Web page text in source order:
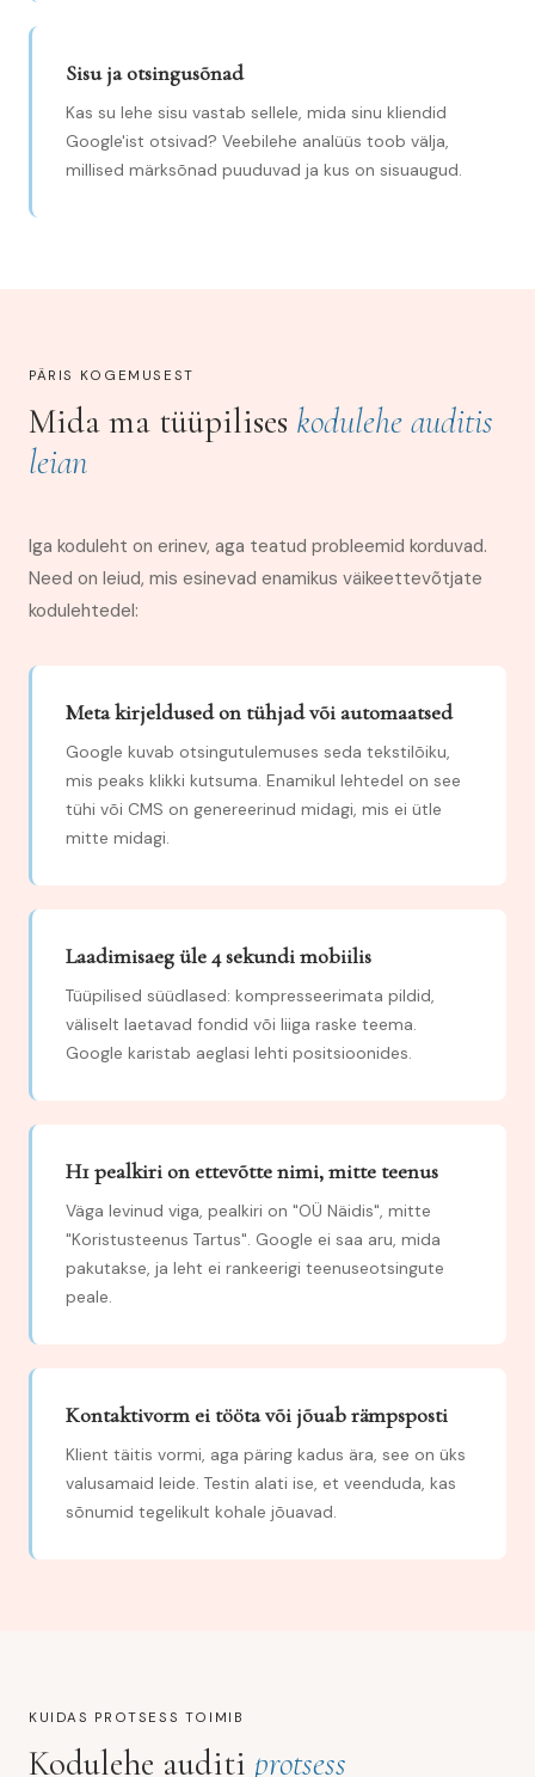
Sisu ja otsingusõnad
Kas su lehe sisu vastab sellele, mida sinu kliendid
Google'ist otsivad? Veebilehe analüüs toob välja,
millised märksõnad puuduvad ja kus on sisuaugud.
PÄRIS KOGEMUSEST
Mida ma tüüpilises kodulehe auditis
leian
Iga koduleht on erinev, aga teatud probleemid korduvad.
Need on leiud, mis esinevad enamikus väikeettevõtjate
kodulehtedel:
Meta kirjeldused on tühjad või automaatsed
Google kuvab otsingutulemuses seda tekstilõiku,
mis peaks klikki kutsuma. Enamikul lehtedel on see
tühi või CMS on genereerinud midagi, mis ei ütle
mitte midagi.
Laadimisaeg üle 4 sekundi mobiilis
Tüüpilised süüdlased: kompresseerimata pildid,
väliselt laetavad fondid või liiga raske teema.
Google karistab aeglasi lehti positsioonides.
H1 pealkiri on ettevõtte nimi, mitte teenus
Väga levinud viga, pealkiri on "OÜ Näidis", mitte
"Koristusteenus Tartus". Google ei saa aru, mida
pakutakse, ja leht ei rankeerigi teenuseotsingute
peale.
Kontaktivorm ei tööta või jõuab rämpsposti
Klient täitis vormi, aga päring kadus ära, see on üks
valusamaid leide. Testin alati ise, et veenduda, kas
sõnumid tegelikult kohale jõuavad.
KUIDAS PROTSESS TOIMIB
Kodulehe auditi protsess